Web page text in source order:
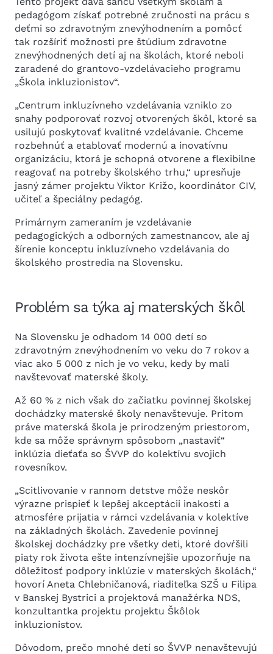
pedagógom získať potrebné zručnosti na prácu s
deťmi so zdravotným znevýhodnením a pomôcť
tak rozšíriť možnosti pre štúdium zdravotne
znevýhodnených detí aj na školách, ktoré neboli
zaradené do grantovo-vzdelávacieho programu
„Škola inkluzionistov“.
„Centrum inkluzívneho vzdelávania vzniklo zo
snahy podporovať rozvoj otvorených škôl, ktoré sa
usilujú poskytovať kvalitné vzdelávanie. Chceme
rozbehnúť a etablovať modernú a inovatívnu
organizáciu, ktorá je schopná otvorene a flexibilne
reagovať na potreby školského trhu,“ upresňuje
jasný zámer projektu Viktor Križo, koordinátor CIV,
učiteľ a špeciálny pedagóg.
Primárnym zameraním je vzdelávanie
pedagogických a odborných zamestnancov, ale aj
šírenie konceptu inkluzívneho vzdelávania do
školského prostredia na Slovensku.
Problém sa týka aj materských škôl
Na Slovensku je odhadom 14 000 detí so
zdravotným znevýhodnením vo veku do 7 rokov a
viac ako 5 000 z nich je vo veku, kedy by mali
navštevovať materské školy.
Až 60 % z nich však do začiatku povinnej školskej
dochádzky materské školy nenavštevuje. Pritom
práve materská škola je prirodzeným priestorom,
kde sa môže správnym spôsobom „nastaviť“
inklúzia dieťaťa so ŠVVP do kolektívu svojich
rovesníkov.
„Scitlivovanie v rannom detstve môže neskôr
výrazne prispieť k lepšej akceptácii inakosti a
atmosfére prijatia v rámci vzdelávania v kolektíve
na základných školách. Zavedenie povinnej
školskej dochádzky pre všetky deti, ktoré dovŕšili
piaty rok života ešte intenzívnejšie upozorňuje na
dôležitosť podpory inklúzie v materských školách,“
hovorí Aneta Chlebničanová, riaditeľka SZŠ u Filipa
v Banskej Bystrici a projektová manažérka NDS,
konzultantka projektu projektu Škôlok
inkluzionistov.
Dôvodom, prečo mnohé detí so ŠVVP nenavštevujú